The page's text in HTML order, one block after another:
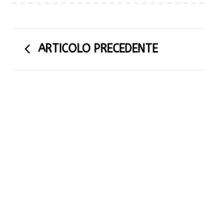
ARTICOLO PRECEDENTE